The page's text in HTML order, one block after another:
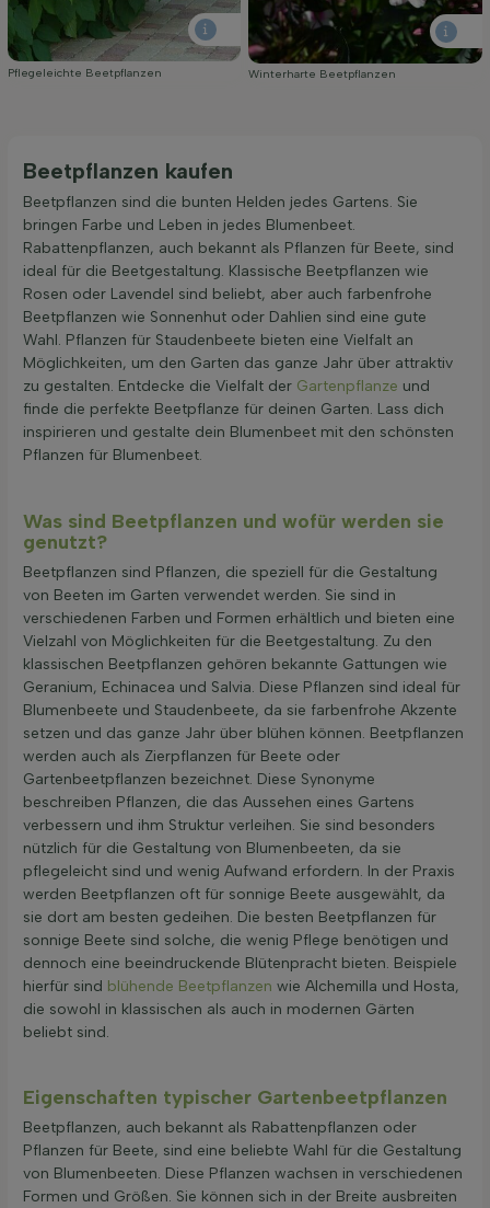
Pflegeleichte Beetpflanzen Winterharte Beetpflanzen
Beetpflanzen kaufen
Beetpflanzen sind die bunten Helden jedes Gartens. Sie
bringen Farbe und Leben in jedes Blumenbeet.
Rabattenpflanzen, auch bekannt als Pflanzen für Beete, sind
ideal für die Beetgestaltung. Klassische Beetpflanzen wie
Rosen oder Lavendel sind beliebt, aber auch farbenfrohe
Beetpflanzen wie Sonnenhut oder Dahlien sind eine gute
Wahl. Pflanzen für Staudenbeete bieten eine Vielfalt an
Möglichkeiten, um den Garten das ganze Jahr über attraktiv
zu gestalten. Entdecke die Vielfalt der Gartenpflanze und
finde die perfekte Beetpflanze für deinen Garten. Lass dich
inspirieren und gestalte dein Blumenbeet mit den schönsten
Pflanzen für Blumenbeet.
Was sind Beetpflanzen und wofür werden sie
genutzt?
Beetpflanzen sind Pflanzen, die speziell für die Gestaltung
von Beeten im Garten verwendet werden. Sie sind in
verschiedenen Farben und Formen erhältlich und bieten eine
Vielzahl von Möglichkeiten für die Beetgestaltung. Zu den
klassischen Beetpflanzen gehören bekannte Gattungen wie
Geranium, Echinacea und Salvia. Diese Pflanzen sind ideal für
Blumenbeete und Staudenbeete, da sie farbenfrohe Akzente
setzen und das ganze Jahr über blühen können. Beetpflanzen
werden auch als Zierpflanzen für Beete oder
Gartenbeetpflanzen bezeichnet. Diese Synonyme
beschreiben Pflanzen, die das Aussehen eines Gartens
verbessern und ihm Struktur verleihen. Sie sind besonders
nützlich für die Gestaltung von Blumenbeeten, da sie
pflegeleicht sind und wenig Aufwand erfordern. In der Praxis
werden Beetpflanzen oft für sonnige Beete ausgewählt, da
sie dort am besten gedeihen. Die besten Beetpflanzen für
sonnige Beete sind solche, die wenig Pflege benötigen und
dennoch eine beeindruckende Blütenpracht bieten. Beispiele
hierfür sind blühende Beetpflanzen wie Alchemilla und Hosta,
die sowohl in klassischen als auch in modernen Gärten
beliebt sind.
Eigenschaften typischer Gartenbeetpflanzen
Beetpflanzen, auch bekannt als Rabattenpflanzen oder
Pflanzen für Beete, sind eine beliebte Wahl für die Gestaltung
von Blumenbeeten. Diese Pflanzen wachsen in verschiedenen
Formen und Größen. Sie können sich in der Breite ausbreiten